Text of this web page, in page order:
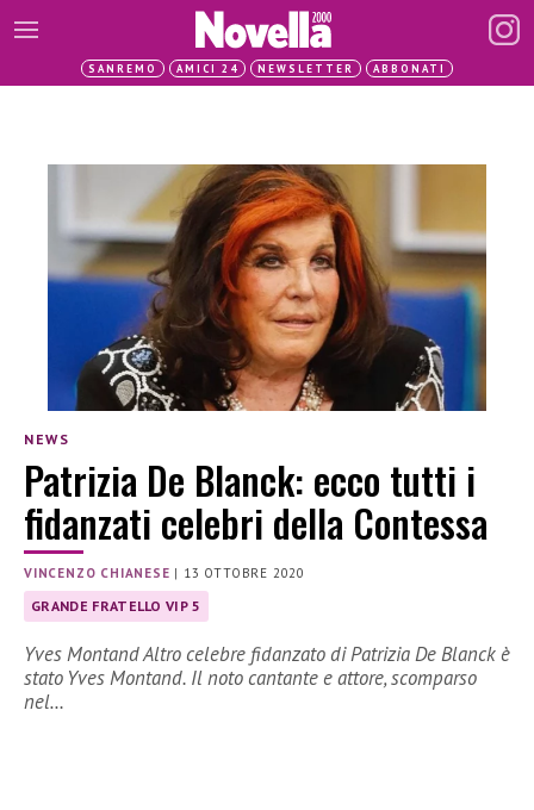
SANREMO AMICI 24 NEWSLETTER ABBONATI
NEWS
Patrizia De Blanck: ecco tutti i
fidanzati celebri della Contessa
VINCENZO CHIANESE | 13 OTTOBRE 2020
GRANDE FRATELLO VIP 5
Yves Montand Altro celebre fidanzato di Patrizia De Blanck è
stato Yves Montand. Il noto cantante e attore, scomparso
nel…